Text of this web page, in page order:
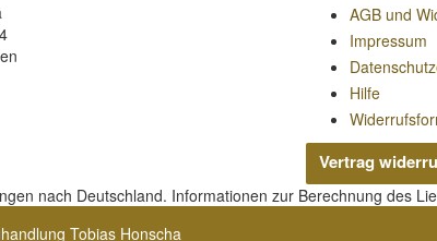
AGB und
Impressum
Hilfe
Vertrag
nach Deutschland. Informationen zur Berechnung des
Tobias Honscha